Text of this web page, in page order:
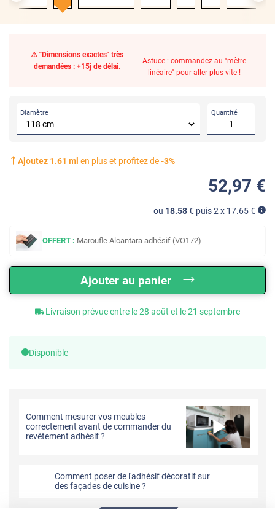
⚠️ "Dimensions exactes" très
demandées : +15j de délai.
Astuce : commandez au "mètre
linéaire" pour aller plus vite !
Diamètre Quantité
Ajoutez 1.61 ml en plus et profitez de-3%
52,97 €
ou 18.58€ puis 2 x 17.65€
OFFERT : Maroufle Alcantara adhésif (VO172)
Ajouter au panier
Livraison prévue entre le 28 août et le 21 septembre
Disponible
Comment mesurer vos meubles
correctement avant de commander du
revêtement adhésif ?
Comment poser de l'adhésif décoratif sur
des façades de cuisine ?